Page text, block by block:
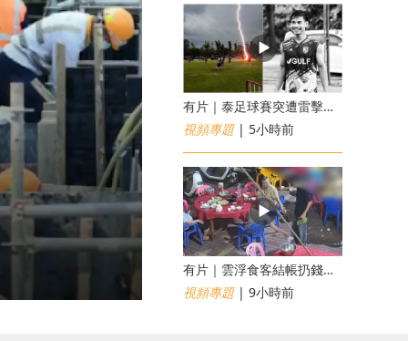
有片｜泰足球賽突遭雷擊釀1死12傷 24歲球員被閃電劈中亡
視頻專題| 5小時前
​有片｜雲浮食客結帳扔錢落地施辱 店員找贖時還施彼身獲老闆肯定
視頻專題| 9小時前